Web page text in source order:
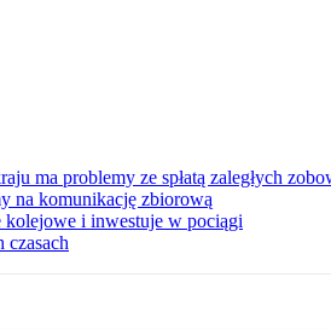
ma problemy ze spłatą zaległych
na komunikację zbiorową
i inwestuje w pociągi
czasach